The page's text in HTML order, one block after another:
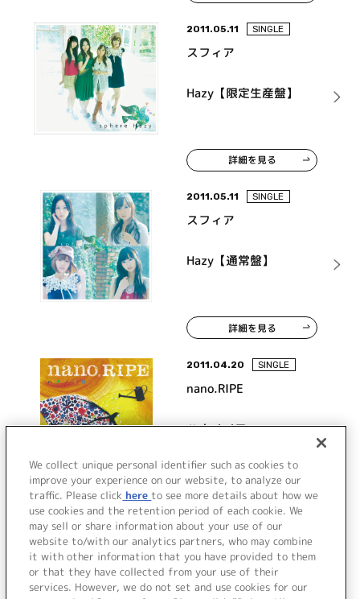
2011.05.11 SINGLE
スフィア
Hazy【限定生産盤】
詳細を見る
2011.05.11 SINGLE
スフィア
Hazy【通常盤】
詳細を見る
2011.04.20 SINGLE
nano.RIPE
ハナノイロ
詳細を見る
We collect unique personal identifier such as cookies to
improve your experience on our website, to analyze our
traffic. Please click here to see more details about how we
use cookies and the retention period of each cookie. We
may sell or share information about your use of our
website to/with our analytics partners, who may combine
it with other information that you have provided to them
or that they have collected from your use of their
services. However, we do not set and use cookies for our